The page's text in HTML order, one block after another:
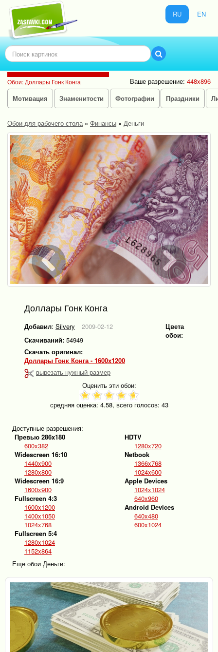
RU EN
Обои: Доллары Гонк Конга Ваше разрешение: 448x896
Мотивация
Знаменитости Фотографии Праздники
Обои для рабочего стола» Финансы » Деньги
Доллары Гонк Конга
Добавил: Silvery
2009-02-12
Скачиваний: 54949
Скачать оригинал:
Доллары Гонк Конга - 1600x1200
вырезать нужный размер
Цвета
обои:
Оценить эти обои:
средняя оценка: 4.58, всего голосов: 43
Доступные разрешения:
Превью 286x180
600x382
Widescreen 16:10
1440x900
1280x800
Widescreen 16:9
1600x900
Fullscreen 4:3
1600x1200
1400x1050
1024x768
Fullscreen 5:4
1280x1024
1152x864
HDTV
1280x720
Netbook
1366x768
1024x600
Apple Devices
1024x1024
640x960
Android Devices
640x480
600x1024
Еще обои Деньги: